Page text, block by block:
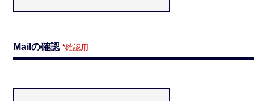
Mailの確認*確認用